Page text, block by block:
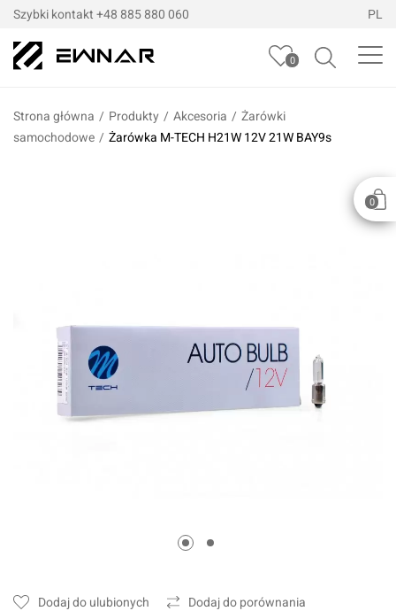
Szybki kontakt +48 885 880 060 PL
0
0
Strona główna / Produkty / Akcesoria / Żarówki
samochodowe / Żarówka M-TECH H21W 12V 21W BAY9s
Dodaj do ulubionych Dodaj do porównania